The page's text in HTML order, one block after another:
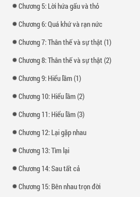
Chương 5: Lời hứa gấu và thỏ
Chương 6: Quá khứ và rạn nức
Chương 7: Thân thế và sự thật (1)
Chương 8: Thân thế và sự thật (2)
Chương 9: Hiểu lầm (1)
Chương 10: Hiểu lầm (2)
Chương 11: Hiểu lầm (3)
Chương 12: Lại gặp nhau
Chương 13: Tìm lại
Chương 14: Sau tất cả
Chương 15: Bên nhau trọn đời